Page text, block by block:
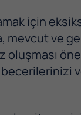
için
mevcut ve